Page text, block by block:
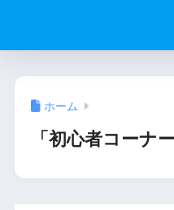
ホーム
「初心者コーナ